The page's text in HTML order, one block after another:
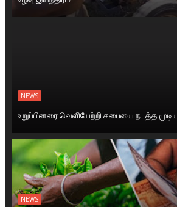
NEWS
உறுப்பினரை வெளியேற்றி சபையை நடத்த
NEWS